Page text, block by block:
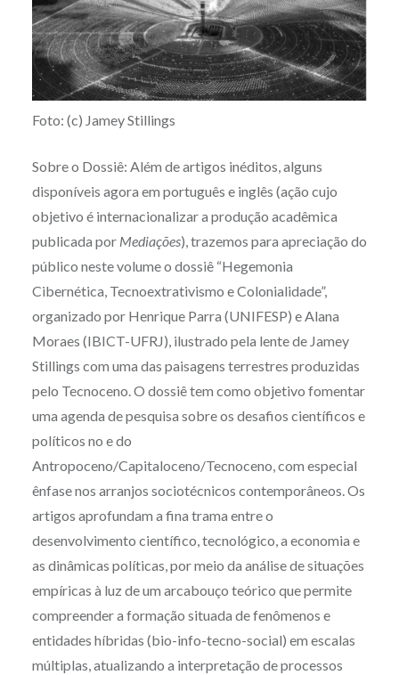
Foto: (c) Jamey Stillings
Sobre o Dossiê: Além de artigos inéditos, alguns
disponíveis agora em português e inglês (ação cujo
objetivo é internacionalizar a produção acadêmica
publicada por Mediações), trazemos para apreciação do
público neste volume o dossiê “Hegemonia
Cibernética, Tecnoextrativismo e Colonialidade”,
organizado por Henrique Parra (UNIFESP) e Alana
Moraes (IBICT-UFRJ), ilustrado pela lente de Jamey
Stillings com uma das paisagens terrestres produzidas
pelo Tecnoceno. O dossiê tem como objetivo fomentar
uma agenda de pesquisa sobre os desafios científicos e
políticos no e do
Antropoceno/Capitaloceno/Tecnoceno, com especial
ênfase nos arranjos sociotécnicos contemporâneos. Os
artigos aprofundam a fina trama entre o
desenvolvimento científico, tecnológico, a economia e
as dinâmicas políticas, por meio da análise de situações
empíricas à luz de um arcabouço teórico que permite
compreender a formação situada de fenômenos e
entidades híbridas (bio-info-tecno-social) em escalas
múltiplas, atualizando a interpretação de processos